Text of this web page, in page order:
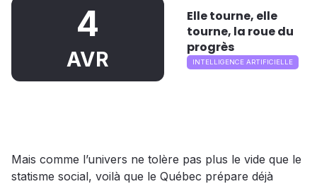
4
AVR
Elle tourne, elle
tourne, la roue du
progrès
INTELLIGENCE ARTIFICIELLE
Mais comme l’univers ne tolère pas plus le vide que le
statisme social, voilà que le Québec prépare déjà